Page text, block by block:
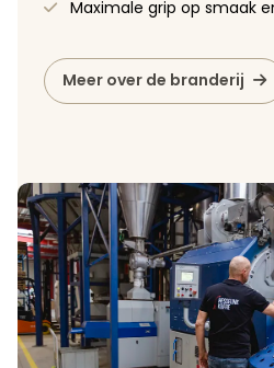
Maximale grip op smaak
Meer over de branderij